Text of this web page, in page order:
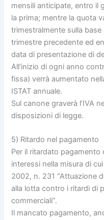
mensili anticipate, entro il
la prima; mentre la quota
trimestralmente sulla
trimestre precedente ed
data di presentazione di
All’inizio di ogni anno
fissa) verrà aumentato
ISTAT annuale.
Sul canone graverà l’IVA
disposizioni di legge.
5) Ritardo nel pagamento
Per il ritardato
interessi nella misura di
2002, n. 231 “Attuazione
alla lotta contro i ritardi di
commerciali”.
Il mancato pagamento,